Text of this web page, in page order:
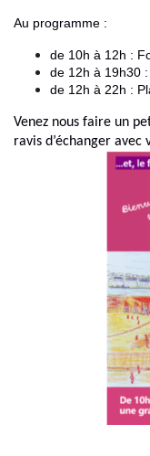
Au programme :
de 10h à 12h :
de 12h à 19h30
de 12h à 22h :
Venez nous faire un
ravis d’échanger avec